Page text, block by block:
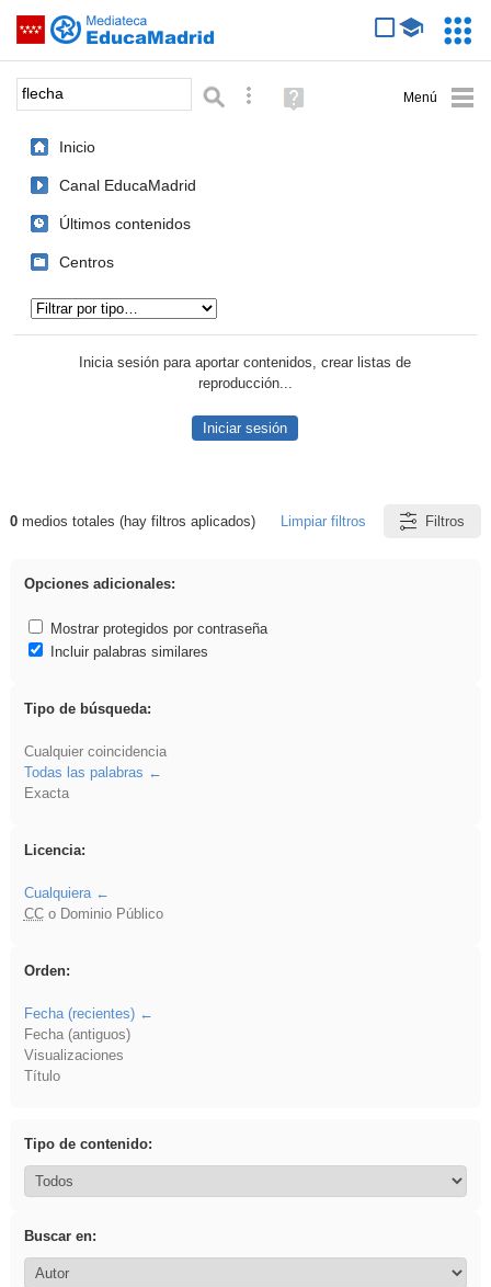
Saltar navegación
Palabra o frase: Búsqueda avanzada
Ayuda
(en
Inicio
Canal EducaMadrid
Últimos contenidos
Centros
Inicia sesión para aportar contenidos, crear listas de
reproducción...
Iniciar sesión
Resultados de: flecha
0medios totales (hay filtros aplicados) Limpiar filtros Filtros
Opciones adicionales:
Mostrar protegidos por contraseña
Incluir palabras similares
Tipo de búsqueda:
Cualquier coincidencia
Todas las palabras
Exacta
Licencia:
Cualquiera
CCo Dominio Público
Orden:
Fecha (recientes)
Fecha (antiguos)
Visualizaciones
Título
Tipo de contenido:
Buscar en: